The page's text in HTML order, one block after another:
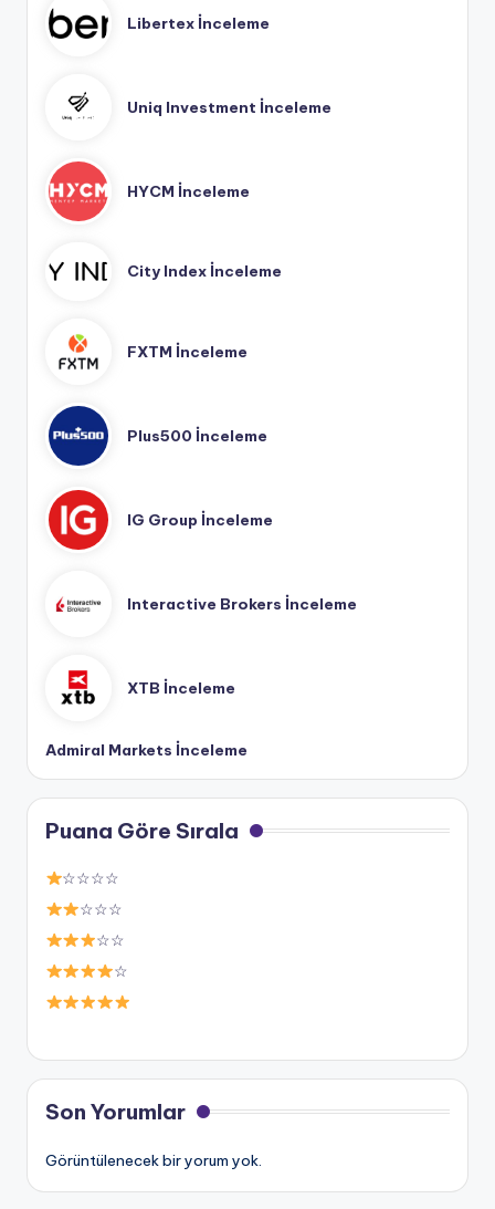
Libertex İnceleme
Uniq Investment İnceleme
HYCM İnceleme
City Index İnceleme
FXTM İnceleme
Plus500 İnceleme
IG Group İnceleme
Interactive Brokers İnceleme
XTB İnceleme
Admiral Markets İnceleme
Puana Göre Sırala
☆☆☆☆
☆☆☆
☆☆
☆
Son Yorumlar
Görüntülenecek bir yorum yok.